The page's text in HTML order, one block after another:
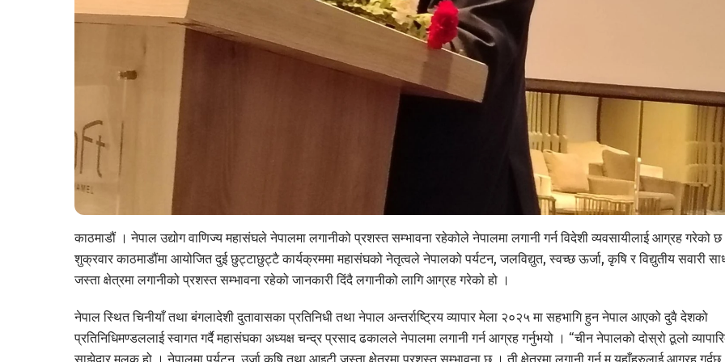
काठमाडौं । नेपाल उद्योग वाणिज्य महासंघले नेपालमा लगानीको प्रशस्त सम्भावना रहेकोले नेपालमा लगानी गर्न विदेशी व्यवसायीलाई आग्रह गरेको
शुक्रवार काठमाडौंमा आयोजित दुई छुट्टाछुट्टै कार्यक्रममा महासंघको नेतृत्वले नेपालको पर्यटन, जलविद्युत, स्वच्छ ऊर्जा, कृषि र विद्युतीय सवारी
जस्ता क्षेत्रमा लगानीको प्रशस्त सम्भावना रहेको जानकारी दिंदै लगानीको लागि आग्रह गरेको हो ।
नेपाल स्थित चिनीयाँ तथा बंगलादेशी दुतावासका प्रतिनिधी तथा नेपाल अन्तर्राष्ट्रिय व्यापार मेला २०२५ मा सहभागि हुन नेपाल आएको दुवै देशको
प्रतिनिधिमण्डललाई स्वागत गर्दै महासंघका अध्यक्ष चन्द्र प्रसाद ढकालले नेपालमा लगानी गर्न आग्रह गर्नुभयो । “चीन नेपालको दोस्रो ठूलो